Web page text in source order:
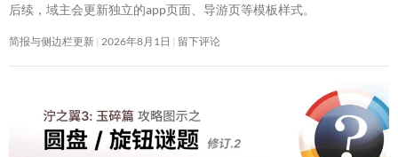
后续，域主会更新独立的app页面、导游页等模板样式。
简报与侧边栏更新 2026年8月1日 留下评论